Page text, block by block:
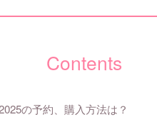
Contents
の予約、購入方法は？